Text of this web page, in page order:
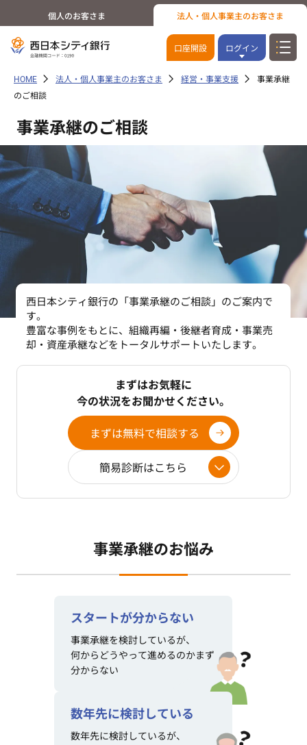
個人のお客さま 法人・個人事業主のお客さま
口座開設 ログイン
HOME 法人・個人事業主のお客さま 経営・事業支援
事業承継
のご相談
事業承継のご相談
西日本シティ銀行の「事業承継のご相談」のご案内で
す。
豊富な事例をもとに、組織再編・後継者育成・事業売
却・資産承継などをトータルサポートいたします。
まずはお気軽に
今の状況をお聞かせください。
まずは無料で相談する
簡易診断はこちら
事業承継のお悩み
スタートが分からない
事業承継を検討しているが、
何からどうやって進めるのかまず
分からない
数年先に検討している
数年先に検討しているが、